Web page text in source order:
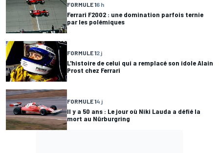
FORMULE 16 h
Ferrari F2002 : une domination parfois ternie
par les polémiques
FORMULE 12 j
L'histoire de celui qui a remplacé son idole Alain
Prost chez Ferrari
FORMULE 14 j
Il y a 50 ans : Le jour où Niki Lauda a défié la
mort au Nürburgring